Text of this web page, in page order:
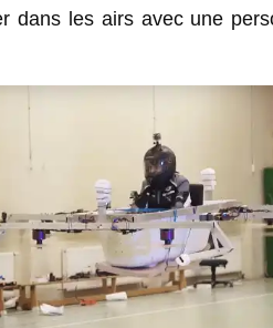
dans les airs avec une